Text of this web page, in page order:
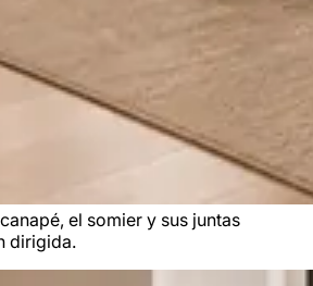
el somier y sus juntas
dirigida.